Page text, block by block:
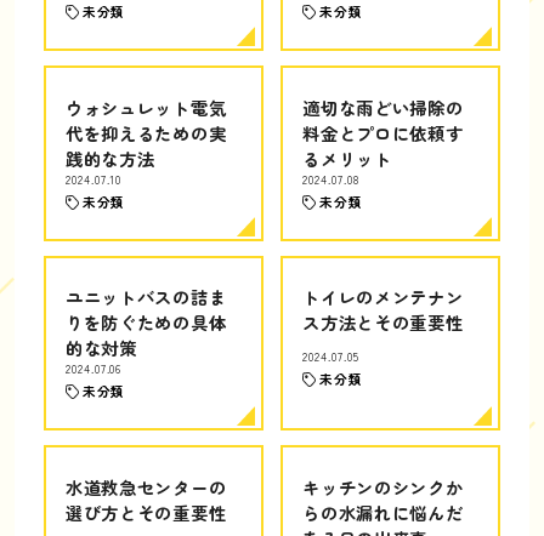
未分類 未分類
ウォシュレット電気
代を抑えるための実
践的な方法
2024.07.10
未分類
適切な雨どい掃除の
料金とプロに依頼す
るメリット
2024.07.08
未分類
ユニットバスの詰ま
りを防ぐための具体
的な対策
2024.07.06
未分類
トイレのメンテナン
ス方法とその重要性
2024.07.05
未分類
水道救急センターの
選び方とその重要性
キッチンのシンクか
らの水漏れに悩んだ